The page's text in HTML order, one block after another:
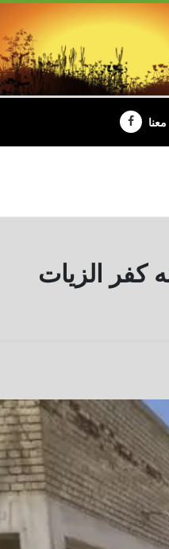
كفر الزيات